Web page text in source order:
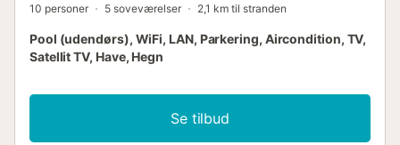
10 personer 5 soveværelser 2,1 km til stranden
Pool (udendørs), WiFi, LAN, Parkering, Aircondition, TV,
Satellit TV, Have, Hegn
Se tilbud